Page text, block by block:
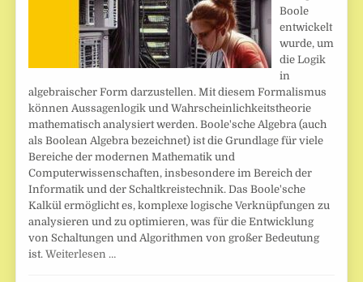
Boole
entwickelt
wurde, um
die Logik
in
algebraischer Form darzustellen. Mit diesem Formalismus
können Aussagenlogik und Wahrscheinlichkeitstheorie
mathematisch analysiert werden. Boole'sche Algebra (auch
als Boolean Algebra bezeichnet) ist die Grundlage für viele
Bereiche der modernen Mathematik und
Computerwissenschaften, insbesondere im Bereich der
Informatik und der Schaltkreistechnik. Das Boole'sche
Kalkül ermöglicht es, komplexe logische Verknüpfungen zu
analysieren und zu optimieren, was für die Entwicklung
von Schaltungen und Algorithmen von großer Bedeutung
ist.Weiterlesen …